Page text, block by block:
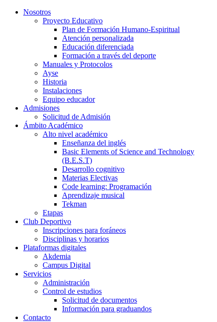
Nosotros
Proyecto Educativo
Plan de Formación Humano-Espiritual
Atención personalizada
Educación diferenciada
Formación a través del deporte
Manuales y Protocolos
Ayse
Historia
Instalaciones
Equipo educador
Admisiones
Solicitud de Admisión
Ámbito Académico
Alto nivel académico
Enseñanza del inglés
Basic Elements of Science and Technology
(B.E.S.T)
Desarrollo cognitivo
Materias Electivas
Code learning: Programación
Aprendizaje musical
Tekman
Etapas
Club Deportivo
Inscripciones para foráneos
Disciplinas y horarios
Plataformas digitales
Akdemia
Campus Digital
Servicios
Administración
Control de estudios
Solicitud de documentos
Información para graduandos
Contacto